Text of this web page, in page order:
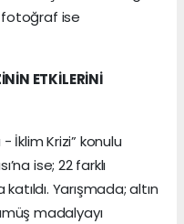
fotoğraf ise
ETKİLERİNİ
İklim Krizi” konulu
ise; 22 farklı
Yarışmada; altın
madalyayı